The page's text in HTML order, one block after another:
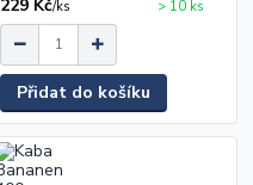
229 Kč/ks
> 10 ks
Přidat do košíku